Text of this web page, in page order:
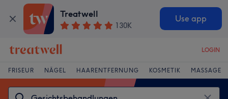
Treatwell
130K
Use app
LOGIN
FRISEUR NÄGEL HAARENTFERNUNG KOSMETIK MASSAGE